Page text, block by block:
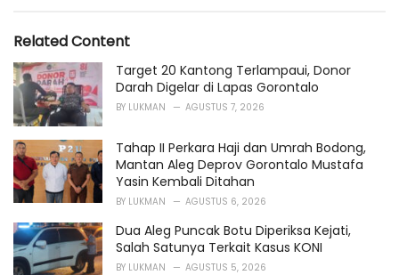
e
o
r
i
e
:
Related Content
Target 20 Kantong Terlampaui, Donor
Darah Digelar di Lapas Gorontalo
BY LUKMAN AGUSTUS 7, 2026
Tahap II Perkara Haji dan Umrah Bodong,
Mantan Aleg Deprov Gorontalo Mustafa
Yasin Kembali Ditahan
BY LUKMAN AGUSTUS 6, 2026
Dua Aleg Puncak Botu Diperiksa Kejati,
Salah Satunya Terkait Kasus KONI
BY LUKMAN AGUSTUS 5, 2026